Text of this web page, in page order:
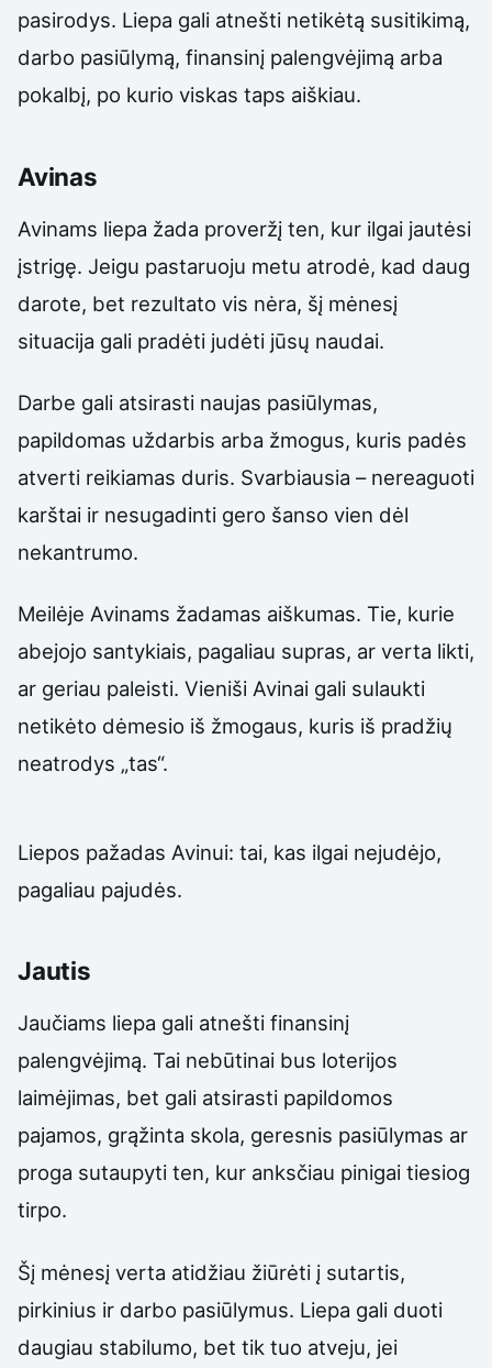
pasirodys. Liepa gali atnešti netikėtą susitikimą,
darbo pasiūlymą, finansinį palengvėjimą arba
pokalbį, po kurio viskas taps aiškiau.
Avinas
Avinams liepa žada proveržį ten, kur ilgai jautėsi
įstrigę. Jeigu pastaruoju metu atrodė, kad daug
darote, bet rezultato vis nėra, šį mėnesį
situacija gali pradėti judėti jūsų naudai.
Darbe gali atsirasti naujas pasiūlymas,
papildomas uždarbis arba žmogus, kuris padės
atverti reikiamas duris. Svarbiausia – nereaguoti
karštai ir nesugadinti gero šanso vien dėl
nekantrumo.
Meilėje Avinams žadamas aiškumas. Tie, kurie
abejojo santykiais, pagaliau supras, ar verta likti,
ar geriau paleisti. Vieniši Avinai gali sulaukti
netikėto dėmesio iš žmogaus, kuris iš pradžių
neatrodys „tas“.
Liepos pažadas Avinui: tai, kas ilgai nejudėjo,
pagaliau pajudės.
Jautis
Jaučiams liepa gali atnešti finansinį
palengvėjimą. Tai nebūtinai bus loterijos
laimėjimas, bet gali atsirasti papildomos
pajamos, grąžinta skola, geresnis pasiūlymas ar
proga sutaupyti ten, kur anksčiau pinigai tiesiog
tirpo.
Šį mėnesį verta atidžiau žiūrėti į sutartis,
pirkinius ir darbo pasiūlymus. Liepa gali duoti
daugiau stabilumo, bet tik tuo atveju, jei